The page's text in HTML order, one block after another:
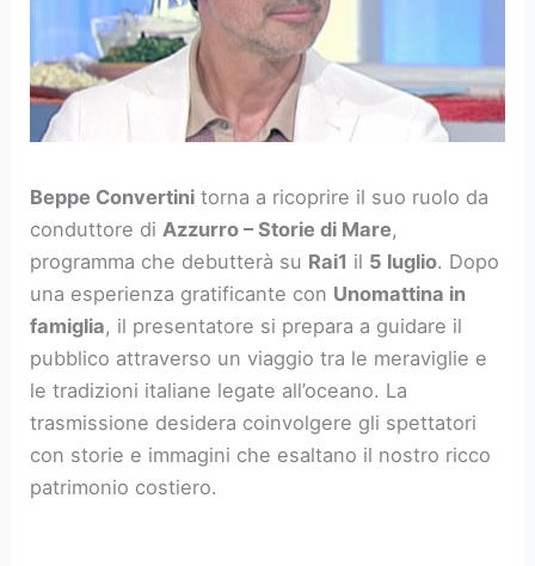
Beppe Convertini torna a ricoprire il suo ruolo da
conduttore di Azzurro – Storie di Mare,
programma che debutterà su Rai1 il 5 luglio. Dopo
una esperienza gratificante con Unomattina in
famiglia, il presentatore si prepara a guidare il
pubblico attraverso un viaggio tra le meraviglie e
le tradizioni italiane legate all’oceano. La
trasmissione desidera coinvolgere gli spettatori
con storie e immagini che esaltano il nostro ricco
patrimonio costiero.